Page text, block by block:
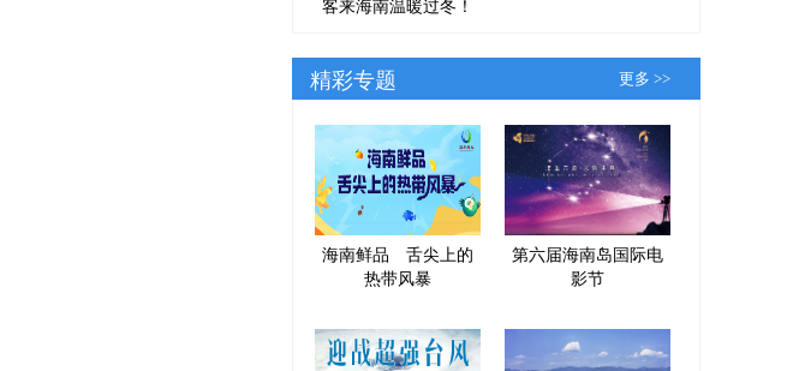
精彩专题 更多 >>
海南鲜品 舌尖上的
热带风暴
第六届海南岛国际电
影节